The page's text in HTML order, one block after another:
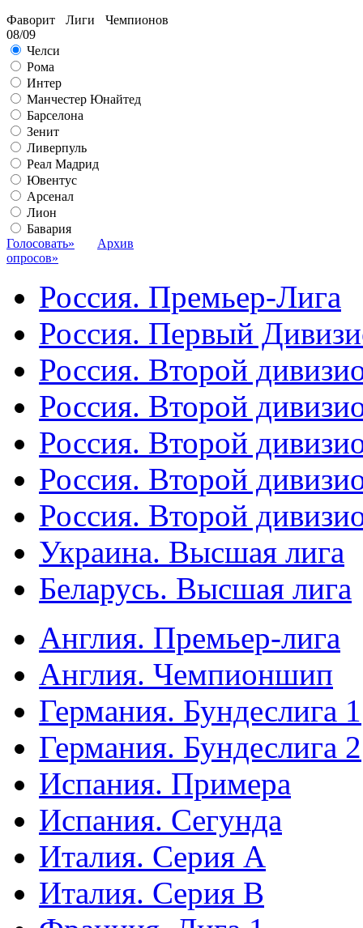
Фаворит Лиги Чемпионов
08/09
Челси
Рома
Интер
Манчестер Юнайтед
Барселона
Зенит
Ливерпуль
Реал Мадрид
Ювентус
Арсенал
Лион
Бавария
Голосовать»
Архив
опросов»
Россия. Премьер-Лига
Россия. Первый
Россия. Второй
Россия. Второй
Россия. Второй
Россия. Второй
Россия. Второй
Украина. Высшая лига
Беларусь. Высшая лига
Англия. Премьер-лига
Англия. Чемпионшип
Германия. Бундеслига 1
Германия. Бундеслига 2
Испания. Примера
Испания. Сегунда
Италия. Серия А
Италия. Серия B